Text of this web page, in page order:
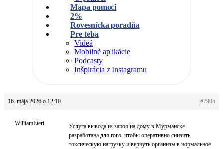
Mapa pomoci
2%
Rovesnícka poradňa
Pre teba
Videá
Mobilné aplikácie
Podcasty
Inšpirácia z Instagramu
16. mája 2026 o 12:10 #7905
WilliamEteri
Услуга вывода из запоя на дому в Мурманске
разработана для того, чтобы оперативно снизить
токсическую нагрузку и вернуть организм в нормальное